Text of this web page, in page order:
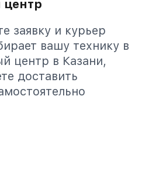
центр
заявку и курьер
вашу технику в
центр в Казани,
доставить